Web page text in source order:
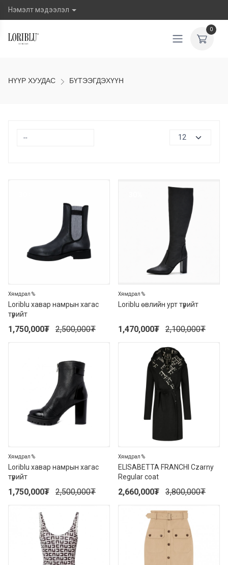
Нэмэлт мэдээлэл
0
НҮҮР ХУУДАС БҮТЭЭГДЭХҮҮН
Loriblu хавар намрын хагас
түрийт
Хямдрал %
1,750,000₮ 2,500,000₮
Loriblu өвлийн урт түрийт
Хямдрал %
1,470,000₮ 2,100,000₮
Loriblu хавар намрын хагас
түрийт
Хямдрал %
1,750,000₮ 2,500,000₮
ELISABETTA FRANCHI Czarny
Regular coat
Хямдрал %
2,660,000₮ 3,800,000₮